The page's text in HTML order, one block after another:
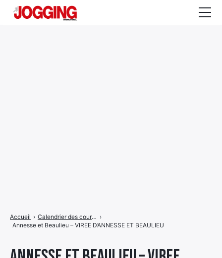
Accueil › Calendrier des courses ›
Annesse et Beaulieu – VIREE D’ANNESSE ET BEAULIEU
de
ÉlémentÉlément